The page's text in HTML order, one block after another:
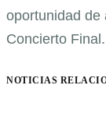
oportunidad de
Concierto Final.
NOTICIAS